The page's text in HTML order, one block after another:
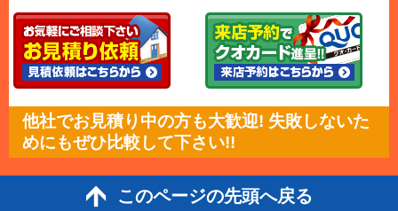
他社でお見積り中の方も大歓迎! 失敗しないた
めにもぜひ比較して下さい!!
このページの先頭へ戻る